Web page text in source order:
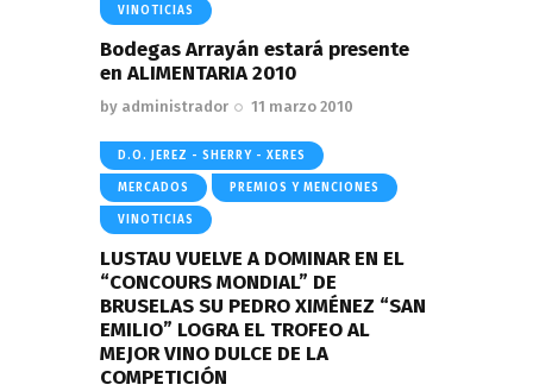
VINOTICIAS
Bodegas Arrayán estará presente
en ALIMENTARIA 2010
by administrador 11 marzo 2010
D.O. JEREZ - SHERRY - XERES
MERCADOS PREMIOS Y MENCIONES
VINOTICIAS
LUSTAU VUELVE A DOMINAR EN EL
“CONCOURS MONDIAL” DE
BRUSELAS SU PEDRO XIMÉNEZ “SAN
EMILIO” LOGRA EL TROFEO AL
MEJOR VINO DULCE DE LA
COMPETICIÓN